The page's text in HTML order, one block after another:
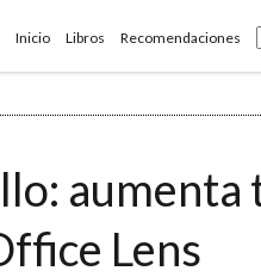
Inicio Libros Recomendaciones
aumenta
Lens